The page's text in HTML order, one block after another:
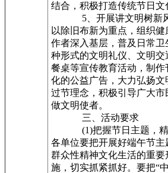
结合，积极打造传统节日文
5、开展讲文明树新风
以除旧布新为重点，组织
作者深入基层，普及日常
种形式的文明礼仪、文明交
餐桌等宣传教育活动，制
化的公益广告，大力弘扬
过节理念，积极引导广大
做文明使者。
三、活动要求
(1)把握节日主题，精心
各单位要把开展好端午节主
群众性精神文化生活的重
施，切实抓紧抓好。要把“